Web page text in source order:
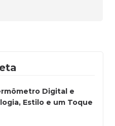
Digital e
Estilo e um Toque